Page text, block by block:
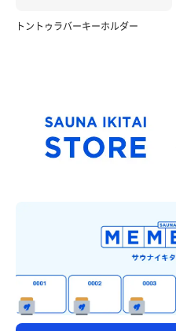
トントゥラバーキーホルダー